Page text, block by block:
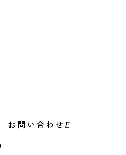
お問い合わせ E